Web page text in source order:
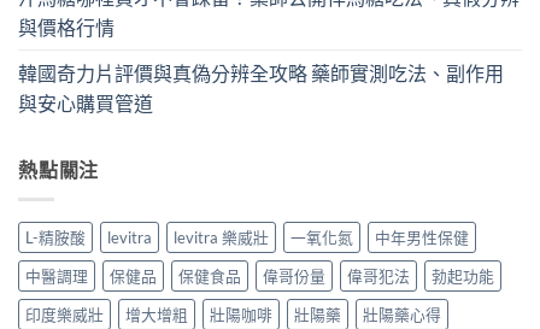
與價格行情
韓國奇力片評價與真偽分辨全攻略 藥師實測吃法、副作用
與安心購買管道
熱點關注
L-精胺酸 levitra levitra 樂威壯 一氧化氮
中年男性保健
中醫調理
保健品 保健食品 偉哥份量 偉哥犯法
勃起功能
印度樂威壯
增大增粗 壯陽咖啡 壯陽藥
壯陽藥心得